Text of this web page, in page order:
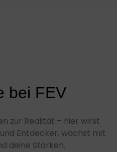
bei FEV
zur Realität – hier wirst
Entdecker, wächst mit
deine Stärken.